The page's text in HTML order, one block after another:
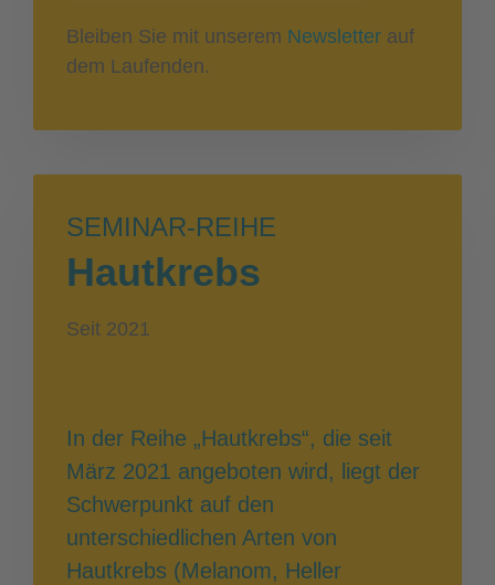
Bleiben Sie mit unserem Newsletter auf
dem Laufenden.
SEMINAR-REIHE
Hautkrebs
Seit 2021
In der Reihe „Hautkrebs“, die seit
März 2021 angeboten wird, liegt der
Schwerpunkt auf den
unterschiedlichen Arten von
Hautkrebs (Melanom, Heller